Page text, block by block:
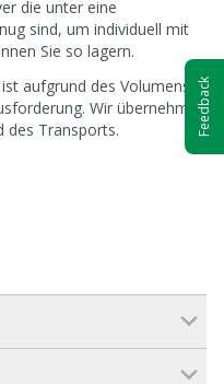
die unter eine
sind, um individuell mit
Sie so lagern.
aufgrund des Volumens
Wir übernehmen
des Transports.
Feedback